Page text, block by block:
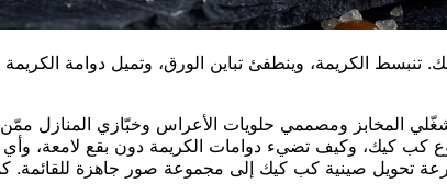
الكريمة، وينطفئ تباين الورق، وتميل دوامة
المخابز ومصممي حلويات الأعراس وخبّازي المنازل ممّن
كب كيك، وكيف تضيء دوامات الكريمة دون بقع لامعة، وأي